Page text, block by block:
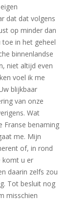
dat dat volgens
op minder dan
in het geheel
binnenlandse
niet altijd even
voel ik me
blijkbaar
van onze
Wat
Franse benaming
me. Mijn
of, in rond
komt u er
daarin zelfs zou
Tot besluit nog
misschien